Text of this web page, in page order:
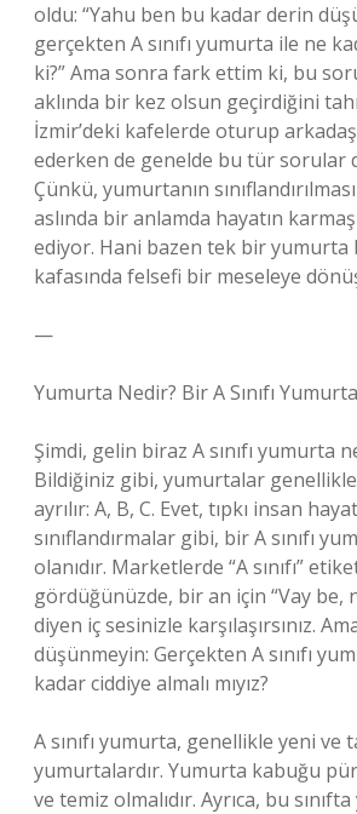
oldu: “Yahu ben bu kadar derin
gerçekten A sınıfı yumurta ile ne
ki?” Ama sonra fark ettim ki, bu
aklında bir kez olsun geçirdiğini
İzmir’deki kafelerde oturup
ederken de genelde bu tür sorular
Çünkü, yumurtanın
aslında bir anlamda hayatın
ediyor. Hani bazen tek bir yumurta
kafasında felsefi bir meseleye
—
Yumurta Nedir? Bir A Sınıfı
Şimdi, gelin biraz A sınıfı yumurta
Bildiğiniz gibi, yumurtalar genellikle
ayrılır: A, B, C. Evet, tıpkı insan
sınıflandırmalar gibi, bir A sınıfı
olanıdır. Marketlerde “A sınıfı”
gördüğünüzde, bir an için “Vay be,
diyen iç sesinizle karşılaşırsınız.
düşünmeyin: Gerçekten A sınıfı
kadar ciddiye almalı mıyız?
A sınıfı yumurta, genellikle yeni ve
yumurtalardır. Yumurta kabuğu
ve temiz olmalıdır. Ayrıca, bu